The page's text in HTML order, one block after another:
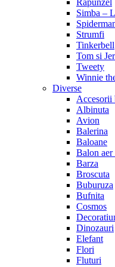
Rapunzel
Simba –
Strumfi
Tinkerbell
Tom si
Tweety
Winnie
Diverse
Accesorii
Albinuta
Avion
Balerina
Baloane
Balon aer
Barza
Broscuta
Buburuza
Bufnita
Cosmos
Dinozauri
Elefant
Flori
Fluturi